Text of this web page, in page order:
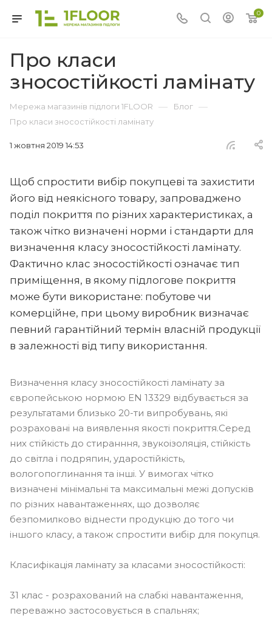
0
Про класи
зносостійкості ламінату
Мережа магазинів підлоги 1FLOOR — Блог —
Про класи зносостійкості ламінату
1 жовтня 2019 14:53
Щоб спростити вибір покупцеві та захистити
його від неякісного товару, запроваджено
поділ покриття по різних характеристиках, а
також чітко визначені норми і стандарти для
визначення класу зносостійкості ламінату.
Фактично клас зносостійкості означає тип
приміщення, в якому підлогове покриття
може бути використане: побутове чи
комерційне, при цьому виробник визначає
певний гарантійний термін власній продукції
в залежності від типу використання.
Визначення класу зносостійкості ламінату за
європейською нормою EN 13329 відбувається за
результатами близько 20-ти випробувань, які
розраховані на виявлення якості покриття.Серед
них стійкість до стиранння, звукоізоляція, стійкість
до світла і подряпин, ударостійкість,
вологопоглинання та інші. У вимогах чітко
визначені мінімальні та максимальні межі допусків
по різних навантаженнях, що дозволяє
безпомилково віднести продукцію до того чи
іншого класу, а також спростити вибір для покупця.
Класифікація ламінату за класами зносостійкості:
31 клас - розрахований на слабкі навантаження,
переважно застосовується в спальнях;